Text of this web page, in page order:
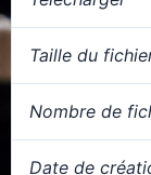
Taille du
Nombre de
Date de